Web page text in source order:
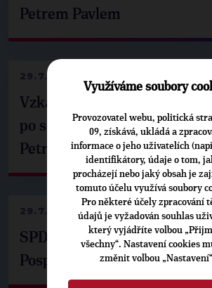
Petrem Pavlem
29.7.2026
Vzkaz Matěje Ondřeje
po setkání s prezidentem
Petrem Pavlem
29.7.2026
SPD už není ve zprávě o
Pospíšil: Je tu pachuť
Využíváme soubory
Provozovatel webu, politická
09, získává, ukládá a
informace o jeho uživatelích
identifikátory, údaje o tom,
procházejí nebo jaký obsah je
tomuto účelu využívá soubory
Pro některé účely zpracování
údajů je vyžadován souhlas
který vyjádříte volbou
všechny“. Nastavení cookies
změnit volbou